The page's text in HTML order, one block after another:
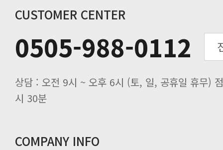
동해물과 백두산이 마르고 닳도록
CUSTOMER CENTER
0505-988-0112
시 30분
COMPANY INFO